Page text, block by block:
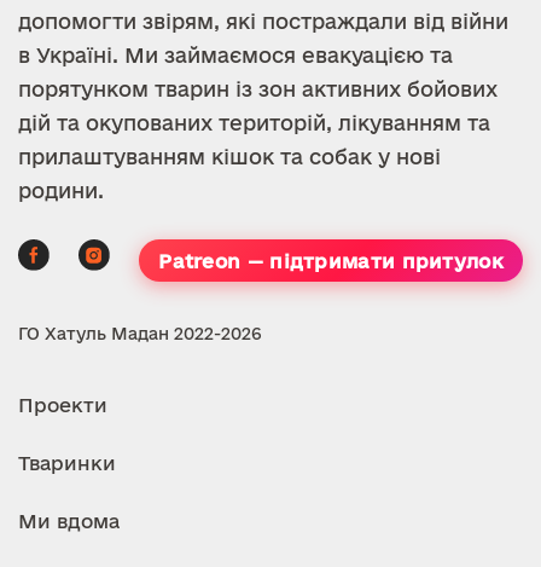
допомогти звірям, які постраждали від війни
в Україні. Ми займаємося евакуацією та
порятунком тварин із зон активних бойових
дій та окупованих територій, лікуванням та
прилаштуванням кішок та собак у нові
родини.
Patreon — підтримати притулок
ГО Хатуль Мадан 2022-2026
Проекти
Тваринки
Ми вдома